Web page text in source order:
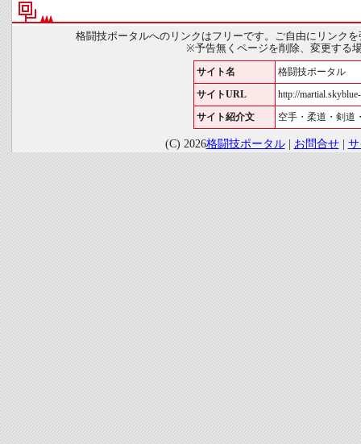
格闘技ポータルへのリンクはフリーです。ご自由にリンク
※予告無くページを削除、変更する
サイト名 格闘技ポータル
サイトURL http://
サイト紹介文 空手・柔道・剣道
(C) 2026格闘技ポータル| お問合せ|